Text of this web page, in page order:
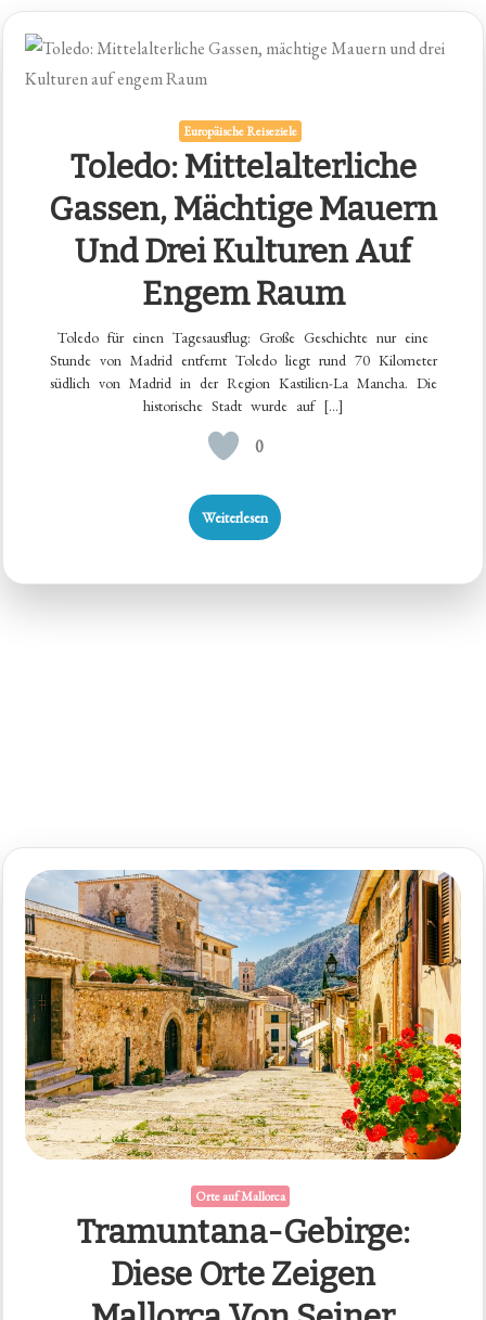
Europäische Reiseziele
Toledo: Mittelalterliche
Gassen, Mächtige Mauern
Und Drei Kulturen Auf
Engem Raum
Toledo für einen Tagesausflug: Große Geschichte nur eine
Stunde von Madrid entfernt Toledo liegt rund 70 Kilometer
südlich von Madrid in der Region Kastilien-La Mancha. Die
historische Stadt wurde auf […]
0
Weiterlesen
Orte auf Mallorca
Tramuntana-Gebirge:
Diese Orte Zeigen